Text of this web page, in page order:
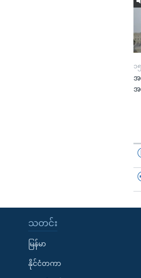
၁
အ
သတင်း
မြန်မာ
နိုင်ငံတကာ